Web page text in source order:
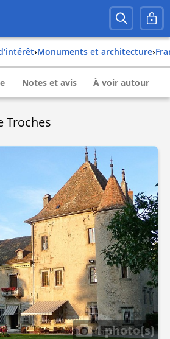
› Monuments et architecture›
Notes et avis À voir autour
Troches
1 photo(s)